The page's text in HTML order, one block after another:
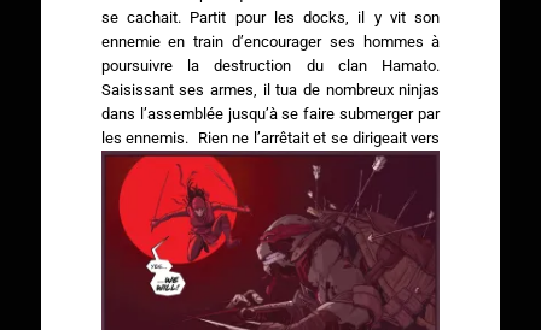
se cachait. Partit pour les docks, il y vit son
ennemie en train d’encourager ses hommes à
poursuivre la destruction du clan Hamato.
Saisissant ses armes, il tua de nombreux ninjas
dans l’assemblée jusqu’à se faire submerger par
les ennemis.
Rien ne l’arrêtait et se dirigeait vers